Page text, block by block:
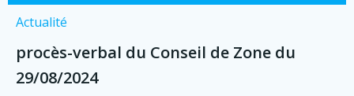
Actualité
procès-verbal du Conseil de Zone du
29/08/2024